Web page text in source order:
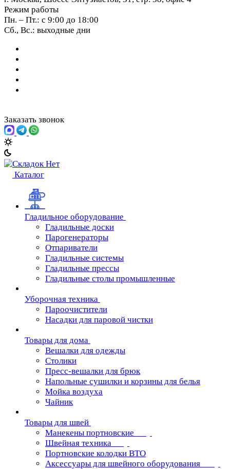
Режим работы
Пн. – Пт.: с 9:00 до 18:00
Сб., Вс.: выходные дни
Заказать звонок
Каталог
Гладильное оборудование
Гладильные доски
Парогенераторы
Отпариватели
Гладильные системы
Гладильные прессы
Гладильные столы промышленные
Уборочная техника
Пароочистители
Насадки для паровой чистки
Товары для дома
Вешалки для одежды
Столики
Пресс-вешалки для брюк
Напольные сушилки и корзины для белья
Мойка воздуха
Чайник
Товары для швей
Манекены портновские
Швейная техника
Портновские колодки ВТО
Аксессуары для швейного оборудования